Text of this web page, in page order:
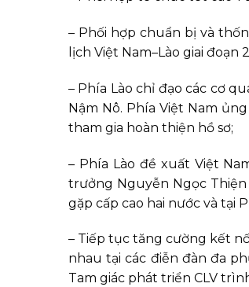
– Phối hợp chuẩn bị và
lịch Việt Nam–Lào giai đoạn
– Phía Lào chỉ đạo các cơ
Nậm Nô. Phía Việt Nam
tham gia hoàn thiện hồ sơ;
– Phía Lào đề xuất Việt
trưởng Nguyễn Ngọc
gặp cấp cao hai nước và tại
– Tiếp tục tăng cường kết
nhau tại các điễn đàn đa
Tam giác phát triển CLV